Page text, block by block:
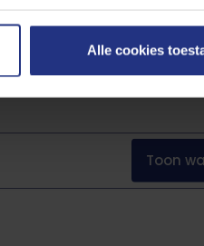
button rechts
Alle cookies
Toon